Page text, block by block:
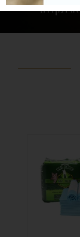
או תקלה.